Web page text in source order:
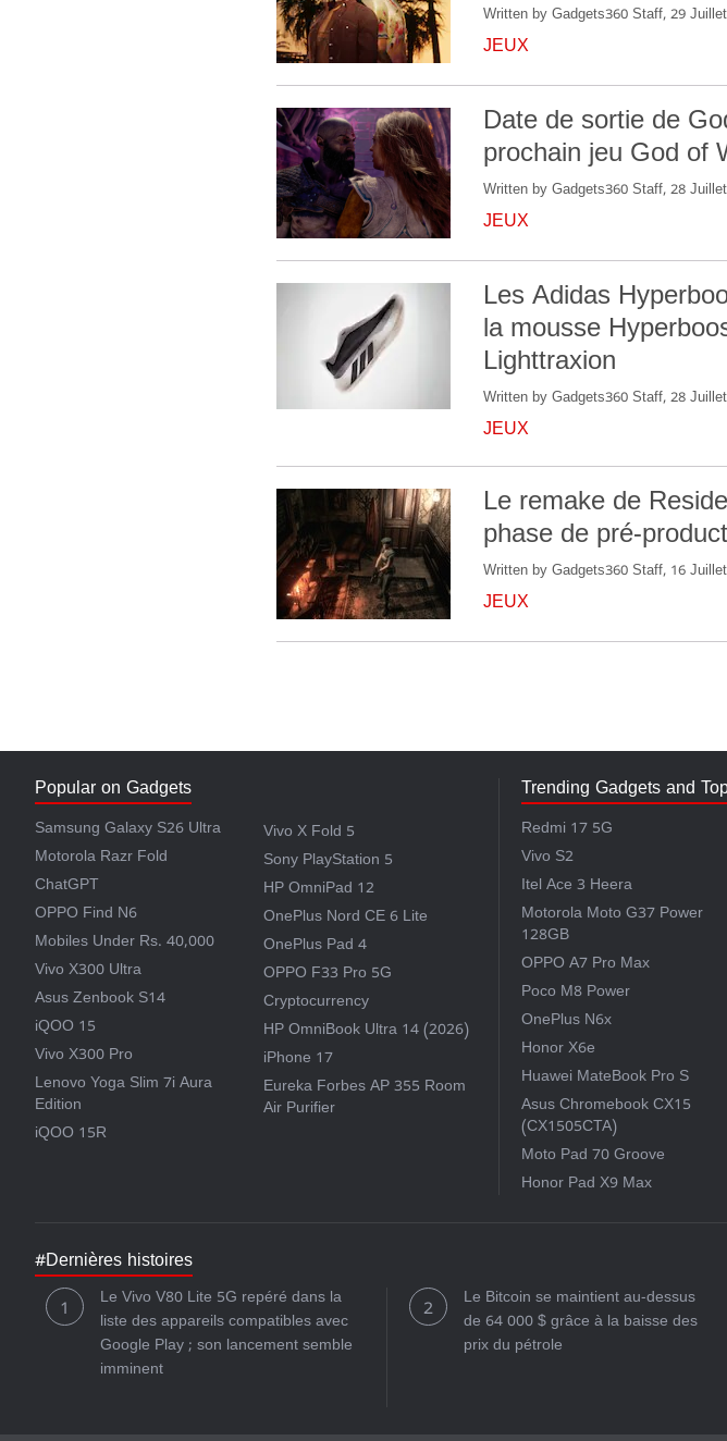
Written by Gadgets360 Staff, 29
JEUX
Date de sortie de
prochain jeu God of
Written by Gadgets360 Staff, 28
JEUX
Les Adidas
la mousse
Lighttraxion
Written by Gadgets360 Staff, 28
JEUX
Le remake de
phase de pré-
Written by Gadgets360 Staff, 16
JEUX
Popular on Gadgets
Samsung Galaxy S26 Ultra
Motorola Razr Fold
ChatGPT
OPPO Find N6
Mobiles Under Rs. 40,000
Vivo X300 Ultra
Asus Zenbook S14
iQOO 15
Vivo X300 Pro
Lenovo Yoga Slim 7i Aura
Edition
iQOO 15R
Vivo X Fold 5
Sony PlayStation 5
HP OmniPad 12
OnePlus Nord CE 6 Lite
OnePlus Pad 4
OPPO F33 Pro 5G
Cryptocurrency
HP OmniBook Ultra 14 (2026)
iPhone 17
Eureka Forbes AP 355 Room
Air Purifier
Trending Gadgets and
Redmi 17 5G
Vivo S2
Itel Ace 3 Heera
Motorola Moto G37 Power
128GB
OPPO A7 Pro Max
Poco M8 Power
OnePlus N6x
Honor X6e
Huawei MateBook Pro S
Asus Chromebook CX15
(CX1505CTA)
Moto Pad 70 Groove
Honor Pad X9 Max
#Dernières histoires
Le Vivo V80 Lite 5G repéré dans la
liste des appareils compatibles avec
Google Play ; son lancement semble
imminent
Le Bitcoin se maintient au-dessus
de 64 000 $ grâce à la baisse des
prix du pétrole